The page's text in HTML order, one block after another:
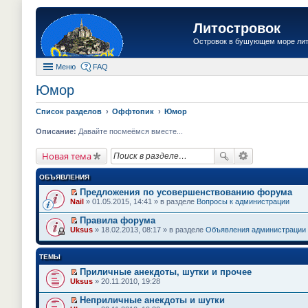
Литостровок
Островок в бушующем море
Меню FAQ
Юмор
Список разделов Оффтопик Юмор
Описание: Давайте посмеёмся вместе...
Новая тема
ОБЪЯВЛЕНИЯ
П
р
е
й
т
и
п
е
р
о
м
Предложения по усовершенствованию форума
Nail » 01.05.2015, 14:41 » в разделе Вопросы к администрации
П
р
т
и
к
п
е
Правила форума
Uksus » 18.02.2013, 08:17 » в разделе Объявления администрации
ТЕМЫ
П
р
е
Приличные анекдоты, шутки и прочее
Uksus » 20.11.2010, 19:28
Неприличные анекдоты и шутки